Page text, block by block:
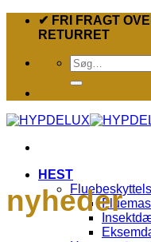
Fortsæt✔ FRI FRAGT
RETURRET
Søg
efter:
HEST
nyheder